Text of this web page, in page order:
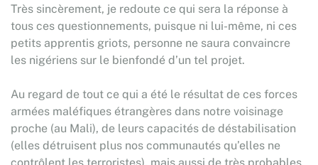
Très sincèrement, je redoute ce qui sera la réponse à
tous ces questionnements, puisque ni lui-même, ni ces
petits apprentis griots, personne ne saura convaincre
les nigériens sur le bienfondé d’un tel projet.
Au regard de tout ce qui a été le résultat de ces forces
armées maléfiques étrangères dans notre voisinage
proche (au Mali), de leurs capacités de déstabilisation
(elles détruisent plus nos communautés qu’elles ne